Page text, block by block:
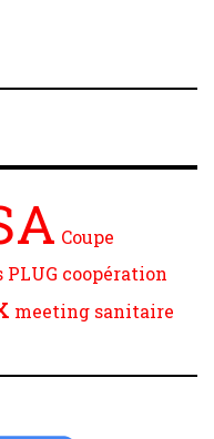
Coupe
PLUG coopération
meeting sanitaire